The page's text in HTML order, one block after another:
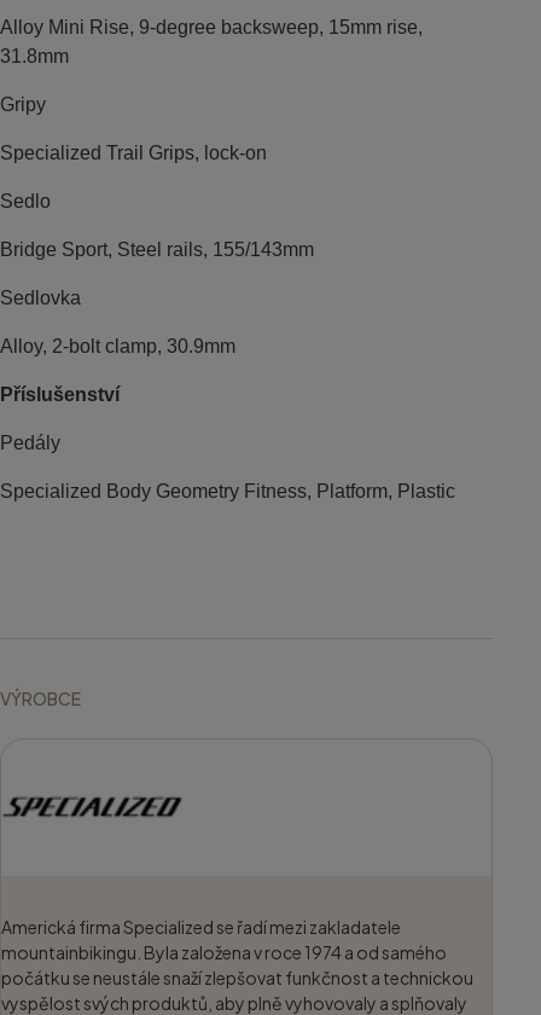
Alloy Mini Rise, 9-degree backsweep, 15mm rise,
31.8mm
Gripy
Specialized Trail Grips, lock-on
Sedlo
Bridge Sport, Steel rails, 155/143mm
Sedlovka
Alloy, 2-bolt clamp, 30.9mm
Příslušenství
Pedály
Specialized Body Geometry Fitness, Platform, Plastic
VÝROBCE
Americká firma Specialized se řadí mezi zakladatele
mountainbikingu. Byla založena v roce 1974 a od samého
počátku se neustále snaží zlepšovat funkčnost a technickou
vyspělost svých produktů, aby plně vyhovovaly a splňovaly